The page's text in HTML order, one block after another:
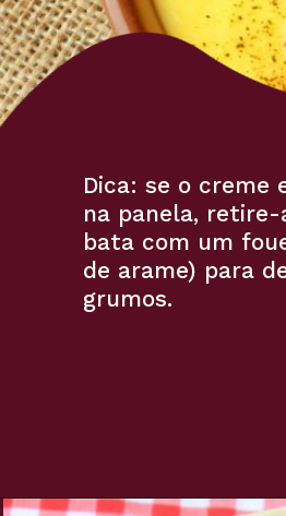
Dica: se o creme
na panela, retire-
bata com um
de arame) para
grumos.